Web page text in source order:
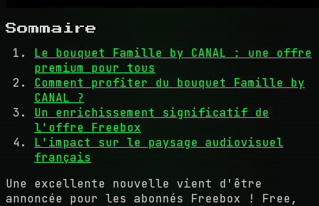
Sommaire
Le bouquet Famille by CANAL : une offre
premium pour tous
Comment profiter du bouquet Famille by
CANAL ?
Un enrichissement significatif de
l'offre Freebox
L'impact sur le paysage audiovisuel
français
Une excellente nouvelle vient d'être
annoncée pour les abonnés Freebox ! Free,